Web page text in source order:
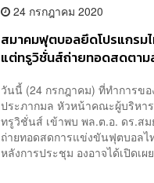
24 กรกฎาคม 2020
สมาคมฟุตบอลยึดโปรแกรมไ
แต่ทรู​วิชั่นส์​ถ่ายทอดสดตา
วันนี้ (24 กรกฎาคม) ที่ทำการข
ประภากมล หัวหน้าคณะผู้บริหา
ทรูวิชั่นส์ เข้าพบ พล.ต.อ. ดร.สม
ถ่ายทอดสดการแข่งขันฟุตบอล
หลังการประชุม องอาจได้เปิดเ